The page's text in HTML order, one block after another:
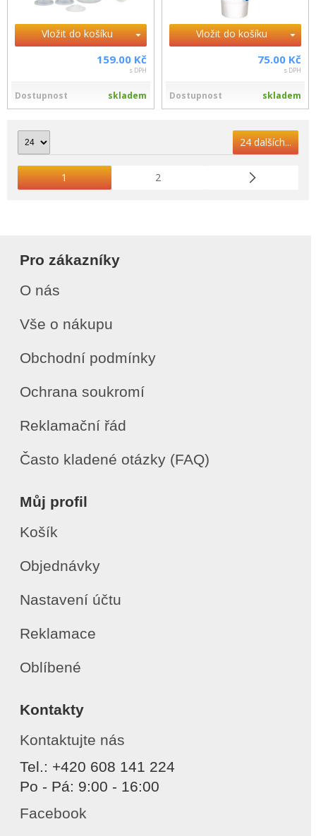
Vložit do košíku
159.00 Kč
s DPH
Dostupnost skladem
Vložit do košíku
75.00 Kč
s DPH
Dostupnost skladem
24 dalších...
1 2
Pro zákazníky
O nás
Vše o nákupu
Obchodní podmínky
Ochrana soukromí
Reklamační řád
Často kladené otázky (FAQ)
Můj profil
Košík
Objednávky
Nastavení účtu
Reklamace
Oblíbené
Kontakty
Kontaktujte nás
Tel.: +420 608 141 224
Po - Pá: 9:00 - 16:00
Facebook